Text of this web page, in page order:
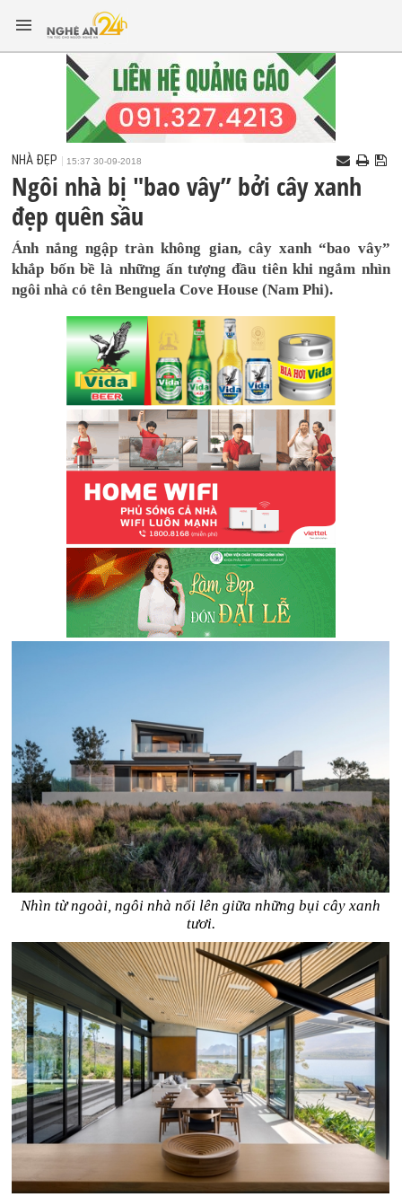
NHÀ ĐẸP 15:37 30-09-2018
Ngôi nhà bị "bao vây” bởi cây xanh
đẹp quên sầu
Ánh nắng ngập tràn không gian, cây xanh “bao vây”
khắp bốn bề là những ấn tượng đầu tiên khi ngắm nhìn
ngôi nhà có tên Benguela Cove House (Nam Phi).
Nhìn từ ngoài, ngôi nhà nổi lên giữa những bụi cây xanh
tươi.